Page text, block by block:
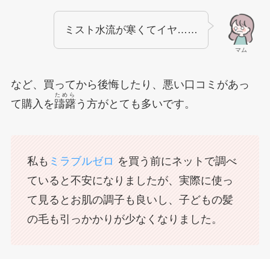
マム
ミスト水流が寒くてイヤ……
など、買ってから後悔したり、悪い口コミがあっ
て購入を躊躇
ためら
う方がとても多いです。
私も ミラブルゼロ を買う前にネットで調べ
ていると不安になりましたが、実際に使っ
て見るとお肌の調子も良いし、子どもの髪
の毛も引っかかりが少なくなりました。